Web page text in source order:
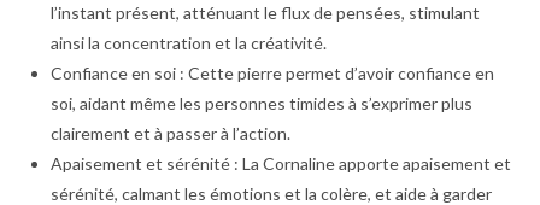
l’instant présent, atténuant le flux de pensées, stimulant
ainsi la concentration et la créativité.
Confiance en soi : Cette pierre permet d’avoir confiance en
soi, aidant même les personnes timides à s’exprimer plus
clairement et à passer à l’action.
Apaisement et sérénité : La Cornaline apporte apaisement et
sérénité, calmant les émotions et la colère, et aide à garder